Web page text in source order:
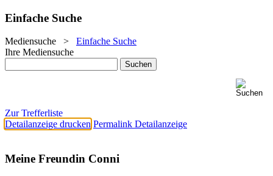
Einfache Suche
Mediensuche > Einfache Suche
Ihre Mediensuche
Zur Trefferliste
Detailanzeige drucken Permalink Detailanzeige
Meine Freundin Conni